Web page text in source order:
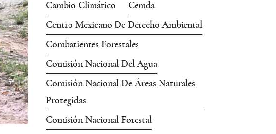
Cambio Climático
Cemda
Centro Mexicano De Derecho Ambiental
Combatientes Forestales
Comisión Nacional Del Agua
Comisión Nacional De Áreas Naturales
Protegidas
Comisión Nacional Forestal